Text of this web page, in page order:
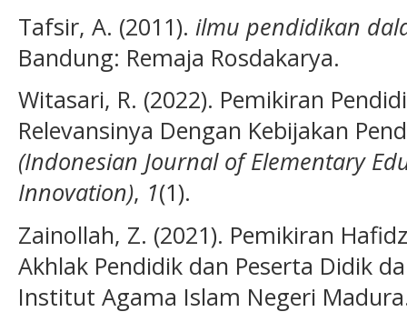
Tafsir, A. (2011). ilmu pendidikan
Bandung: Remaja Rosdakarya.
Witasari, R. (2022). Pemikiran
Relevansinya Dengan Kebijakan
(Indonesian Journal of Elementary
Innovation), 1(1).
Zainollah, Z. (2021). Pemikiran
Akhlak Pendidik dan Peserta Didik
Institut Agama Islam Negeri